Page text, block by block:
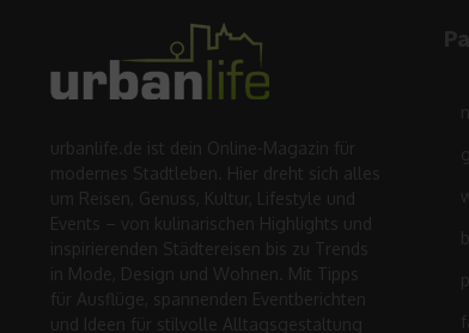
urbanlife.de ist dein Online-Magazin für
modernes Stadtleben. Hier dreht sich alles
um Reisen, Genuss, Kultur, Lifestyle und
Events – von kulinarischen Highlights und
inspirierenden Städtereisen bis zu Trends
in Mode, Design und Wohnen. Mit Tipps
für Ausflüge, spannenden Eventberichten
und Ideen für stilvolle Alltagsgestaltung